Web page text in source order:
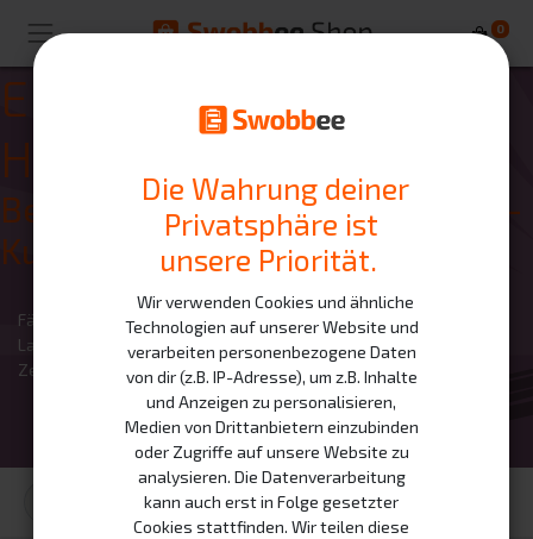
0
Erreichen Sie neue
Höhen
Beginnen Sie heute Ihren Online-
Kurs!
Fähigkeiten ausbauen und Erfolge erzielen! Ihre berufliche
Laufbahn beginnt hier.
Zeit, einen Kurs zu beginnen.
Die Wahrung deiner
Privatsphäre ist
unsere Priorität.
Wir verwenden Cookies und ähnliche
Technologien auf unserer Website und
verarbeiten personenbezogene Daten
von dir (z.B. IP-Adresse), um z.B. Inhalte
und Anzeigen zu personalisieren,
Medien von Drittanbietern einzubinden
oder Zugriffe auf unsere Website zu
analysieren. Die Datenverarbeitung
kann auch erst in Folge gesetzter
Cookies stattfinden. Wir teilen diese